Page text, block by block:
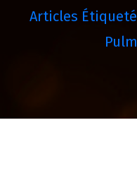
Articles